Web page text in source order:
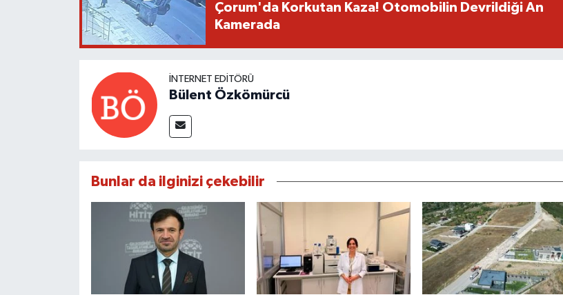
Çorum'da Korkutan Kaza! Otomobilin Devrildiği An
Kamerada
İNTERNET EDITÖRÜ
Bülent Özkömürcü
Bunlar da ilginizi çekebilir